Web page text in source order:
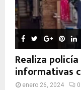
Realiza
informativas
enero 26, 2024 0